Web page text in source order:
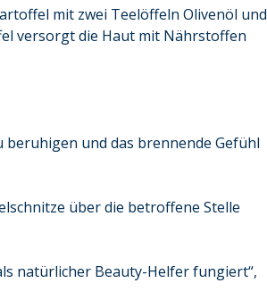
mit zwei Teelöffeln Olivenöl und
versorgt die Haut mit Nährstoffen
und das brennende Gefühl
über die betroffene Stelle
natürlicher Beauty-Helfer fungiert“,